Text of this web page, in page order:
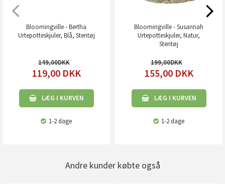
Bloomingville - Bertha
Urtepotteskjuler, Blå, Stentøj
149,00
119,00 DKK
LÆG I KURVEN
1-2 dage
Bloomingville - Susannah
Urtepotteskjuler, Natur,
Stentøj
199,00
155,00 DKK
LÆG I KURVEN
1-2 dage
Andre kunder købte også